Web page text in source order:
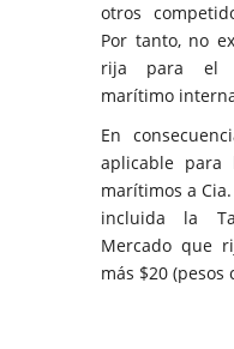
otros
Por tanto, no
rija para el
marítimo
En
aplicable para
marítimos a
incluida la
Mercado que
más $20 (pesos